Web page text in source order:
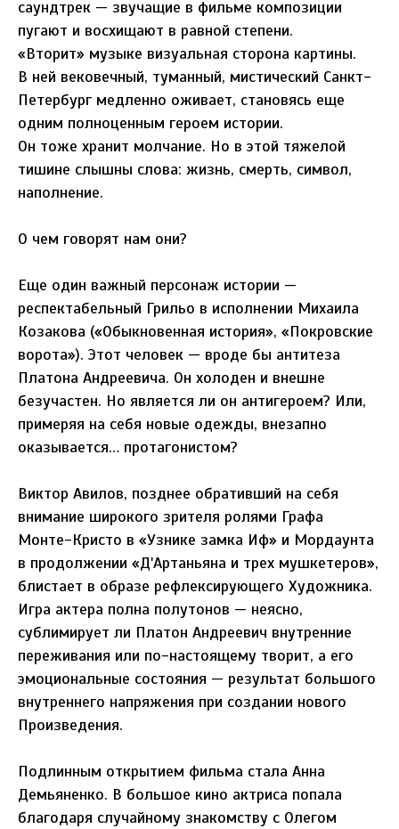
саундтрек — звучащие в фильме композиции
пугают и восхищают в равной степени.
«Вторит» музыке визуальная сторона картины.
В ней вековечный, туманный, мистический Санкт-
Петербург медленно оживает, становясь еще
одним полноценным героем истории.
Он тоже хранит молчание. Но в этой тяжелой
тишине слышны слова: жизнь, смерть, символ,
наполнение.
О чем говорят нам они?
Еще один важный персонаж истории —
респектабельный Грильо в исполнении Михаила
Козакова («Обыкновенная история», «Покровские
ворота»). Этот человек — вроде бы антитеза
Платона Андреевича. Он холоден и внешне
безучастен. Но является ли он антигероем? Или,
примеряя на себя новые одежды, внезапно
оказывается… протагонистом?
Виктор Авилов, позднее обративший на себя
внимание широкого зрителя ролями Графа
Монте-Кристо в «Узнике замка Иф» и Мордаунта
в продолжении «Д'Артаньяна и трех мушкетеров»,
блистает в образе рефлексирующего Художника.
Игра актера полна полутонов — неясно,
сублимирует ли Платон Андреевич внутренние
переживания или по-настоящему творит, а его
эмоциональные состояния — результат большого
внутреннего напряжения при создании нового
Произведения.
Подлинным открытием фильма стала Анна
Демьяненко. В большое кино актриса попала
благодаря случайному знакомству с Олегом